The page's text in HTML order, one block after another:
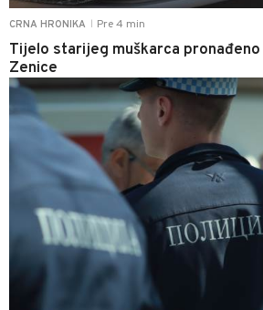
CRNA HRONIKA Pre 4 min
Tijelo starijeg muškarca
Zenice